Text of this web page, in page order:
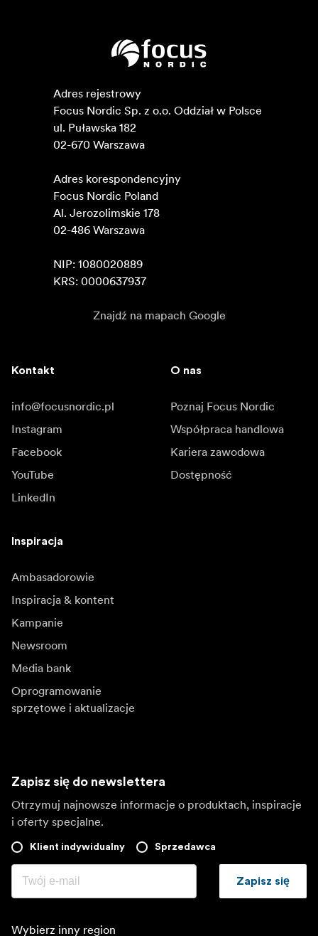
Adres rejestrowy
Focus Nordic Sp. z o.o. Oddział w Polsce
ul. Puławska 182
02-670 Warszawa
Adres korespondencyjny
Focus Nordic Poland
Al. Jerozolimskie 178
02-486 Warszawa
NIP: 1080020889
KRS: 0000637937
Znajdź na mapach Google
Kontakt
info@focusnordic.pl
Instagram
Facebook
YouTube
LinkedIn
O nas
Poznaj Focus Nordic
Współpraca handlowa
Kariera zawodowa
Dostępność
Inspiracja
Ambasadorowie
Inspiracja & kontent
Kampanie
Newsroom
Media bank
Oprogramowanie
sprzętowe i aktualizacje
Zapisz się do newslettera
Otrzymuj najnowsze informacje o produktach, inspiracje
i oferty specjalne.
Klient indywidualny Sprzedawca
Zapisz się
Wybierz inny region